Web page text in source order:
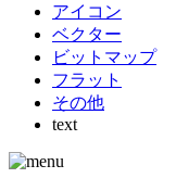
アイコン
ベクター
ビットマップ
フラット
その他
text